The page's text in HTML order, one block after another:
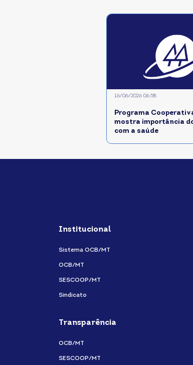
Programa
mostra importância
com a saúde
16/06/2026 06:58
Institucional
Sistema OCB/MT
OCB/MT
SESCOOP/MT
Sindicato
Transparência
OCB/MT
SESCOOP/MT